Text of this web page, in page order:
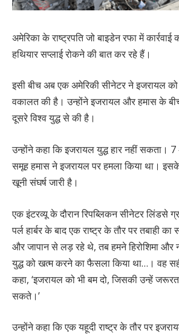
अमेरिका के राष्ट्रपति जो बाइडेन रफा में
हथियार सप्लाई रोकने की बात कर रहे हैं।
इसी बीच अब एक अमेरिकी सीनेटर ने इजरायल को
वकालत की है। उन्होंने इजरायल और हमास के
दूसरे विश्व युद्ध से की है।
उन्होंने कहा कि इजरायल युद्ध हार नहीं सकता।
समूह हमास ने इजरायल पर हमला किया था। इसके
खूनी संघर्ष जारी है।
एक इंटरव्यू के दौरान रिपब्लिकन सीनेटर लिंडसे
पर्ल हार्बर के बाद एक राष्ट्र के तौर पर तबाही
और जापान से लड़ रहे थे, तब हमने हिरोशिमा और
युद्ध को खत्म करने का फैसला किया था…। वह
कहा, ‘इजरायल को भी बम दो, जिसकी उन्हें
सकते।’
उन्होंने कहा कि एक यहूदी राष्ट्र के तौर पर